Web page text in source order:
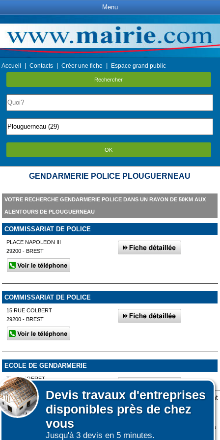
Menu
Accueil Contacts Créer une fiche Espace grand public
Rechercher
OK
GENDARMERIE POLICE PLOUGUERNEAU
Devis travaux d'entreprises
disponibles près de chez
vous
Jusqu'à 3 devis en 5 minutes.
VOTRE RECHERCHE GENDARMERIE POLICE DANS UN RAYON DE 50KM AUX
ALENTOURS DE PLOUGUERNEAU
COMMISSARIAT DE POLICE
PLACE NAPOLEON III
29200 - BREST
COMMISSARIAT DE POLICE
15 RUE COLBERT
29200 - BREST
ECOLE DE GENDARMERIE
TY VOUGERET
29150 - DINÉAULT
Lors de votre visite sur notre site des fichiers informatiques nommés cookies sont
déposés sur votre terminal. Ces cookies sont utilisés pour la navigation, le
fonctionnement du site et les mesures d'audience pour l'éditeur.
Nous ne collectons pas vos données personnelles au travers des cookies à des
fins publicitaires ni pour nous ni pour des tiers.